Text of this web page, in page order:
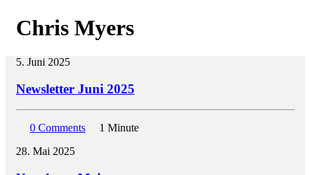
Chris Myers
5. Juni 2025
Newsletter Juni 2025
0 Comments
1 Minute
28. Mai 2025